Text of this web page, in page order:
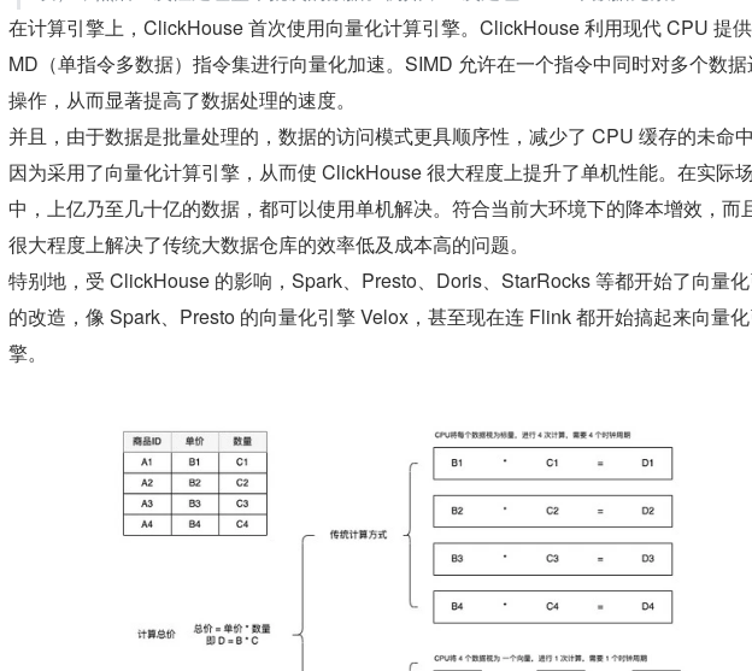
在计算引擎上，ClickHouse 首次使用向量化计算引擎。ClickHouse 利用现代 CPU 提
MD（单指令多数据）指令集进行向量化加速。SIMD 允许在一个指令中同时对多个数
操作，从而显著提高了数据处理的速度。
并且，由于数据是批量处理的，数据的访问模式更具顺序性，减少了 CPU 缓存的未命
因为采用了向量化计算引擎，从而使 ClickHouse 很大程度上提升了单机性能。在实际
中，上亿乃至几十亿的数据，都可以使用单机解决。符合当前大环境下的降本增效，而
很大程度上解决了传统大数据仓库的效率低及成本高的问题。
特别地，受 ClickHouse 的影响，Spark、Presto、Doris、StarRocks 等都开始了向量
的改造，像 Spark、Presto 的向量化引擎 Velox，甚至现在连 Flink 都开始搞起来向量
擎。